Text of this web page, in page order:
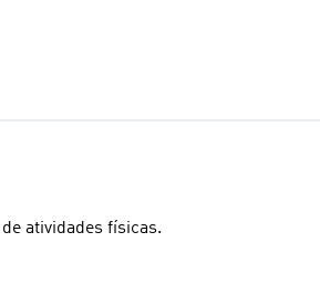
atividades físicas.